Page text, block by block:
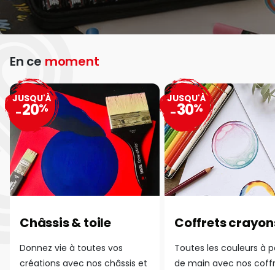
En ce moment
Châssis & toile
Donnez vie à toutes vos
créations avec nos châssis et
JUSQU'À
-20%
Coffrets
Toutes les couleurs à
de main avec nos
JUSQU'À
-30%